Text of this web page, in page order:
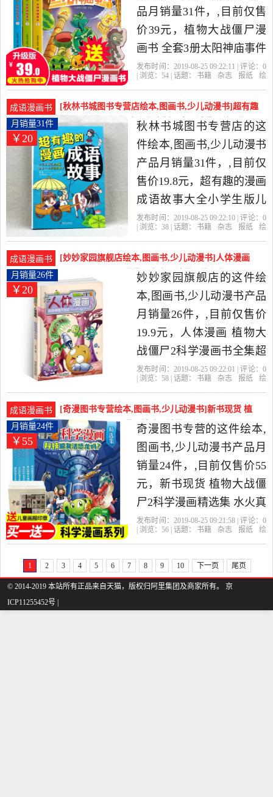
志,报纸当中性价比很高的
绘本,图画书,少儿动漫书，
由江苏 南京发货。
品月销量31件，,目前仅售
价39元，植物大战僵尸漫
画书 全套3册太阳神庙事件
科学漫画恐龙漫画小学生
植物大战僵尸书2成语机器
人历史卷是2019年小火苗
图书专营店精选书籍,杂志,
报纸当中性价比很高的绘
本,图画书,少儿动漫书，由
上海发货。
发布时间：2019-08-25 09:22:11 | 评论： 0
| 浏览： 54 | 话题： 书籍 杂志 报纸
绘
成语漫画书
[秋林书城图书专营店绘本,图画书,少儿动漫书]超有趣
的漫画成语故事大全小学生版儿童月销量31件仅售
19.8元
￥20
月销量31件
秋林书城图书专营店的这
件绘本,图画书,少儿动漫书
产品月销量31件，,目前仅
售价19.8元，超有趣的漫画
成语故事大全小学生版儿
童故事书3-6-7-8-10-12周岁
二年级课外书是2019年秋
林书城图书专营店精选书
籍,杂志,报纸当中性价比很
高的绘本,图画书,少儿动漫
书，由河北 石家庄发货。
发布时间：2019-08-25 09:22:10 | 评论： 0
| 浏览： 38 | 话题： 书籍 杂志 报纸
绘
成语漫画书
[妙妙家园旗舰店绘本,图画书,少儿动漫书]人体漫画
植物大战僵尸2科学漫画书全月销量26件仅售19.9元
￥20
月销量26件
妙妙家园旗舰店的这件绘
本,图画书,少儿动漫书产品
月销量26件，,目前仅售价
19.9元，人体漫画 植物大
战僵尸2科学漫画书全集超
级病菌大对抗 6-9-12岁小
漫画 笑江南成语恐龙吉品
爆笑书是2019年妙妙家园
旗舰店精选书籍,杂志,报纸
当中性价比很高的绘本,图
画书,少儿动漫书，由江西
南昌发货。
发布时间：2019-08-25 09:22:01 | 评论： 0
| 浏览： 58 | 话题： 书籍 杂志 报纸
绘
成语漫画书
[奇漫图书专营绘本,图画书,少儿动漫书]新书现货 植
物大战僵尸2科学漫画精选月销量24件仅售55元
￥55
月销量24件
奇漫图书专营的这件绘本,
图画书,少儿动漫书产品月
销量24件，,目前仅售价55
元，新书现货 植物大战僵
尸2科学漫画精选集 水火真
的不相容吗 小学生10-13岁
历史搞笑连环画儿童故事
课外读物是2019年奇漫图
书专营精选书籍,杂志,报纸
当中性价比很高的绘本,图
发布时间：2019-08-25 09:21:58 | 评论： 0
| 浏览： 56 | 话题： 书籍 杂志 报纸
绘
1 2 3 4 5 6 7 8 9 10 下一页 尾页
© 2014-2019 本站所有正品来自天猫，版权归阿里集团及商家所有。 京
ICP11255452号 |